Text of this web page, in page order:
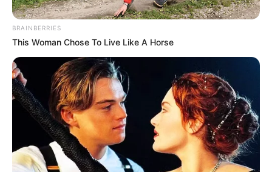
BRAINBERRIES
This Woman Chose To Live Like A Horse